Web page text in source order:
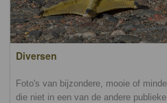
Diversen
Foto's van bijzondere, mooie of
die niet in een van de andere